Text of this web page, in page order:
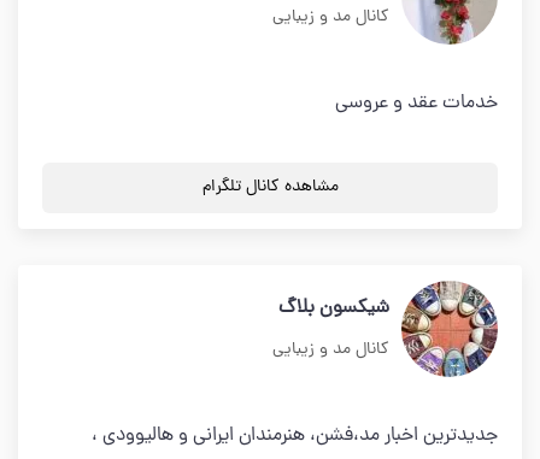
کانال مد و زیبایی
خدمات عقد و عروسی
مشاهده کانال تلگرام
شیکسون بلاگ
کانال مد و زیبایی
جدیدترین اخبار مد،فشن، هنرمندان ایرانی و هالیوودی ،